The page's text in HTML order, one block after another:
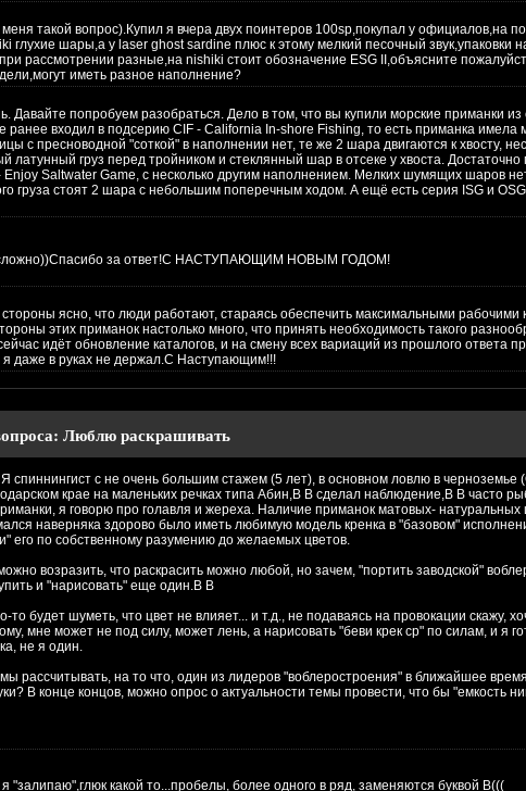
меня такой вопрос).Купил я вчера двух поинтеров 100sp,покупал у официалов,на
глухие шары,а у laser ghost sardine плюс к этому мелкий песочный звук,упаковки
рассмотрении разные,на nishiki стоит обозначение ESG II,объясните
иметь разное наполнение?
Давайте попробуем разобраться. Дело в том, что вы купили морские приманки
ранее входил в подсерию CIF - California In-shore Fishing, то есть приманка имела
с пресноводной "соткой" в наполнении нет, те же 2 шара двигаются к хвосту,
латунный груз перед тройником и стеклянный шар в отсеке у хвоста.
Enjoy Saltwater Game, с несколько другим наполнением. Мелких шумящих шаров
груза стоят 2 шара с небольшим поперечным ходом. А ещё есть серия ISG и
сложно))Спасибо за ответ!С НАСТУПАЮЩИМ НОВЫМ ГОДОМ!
ясно, что люди работают, стараясь обеспечить максимальными рабочими
этих приманок настолько много, что принять необходимость такого
идёт обновление каталогов, и на смену всех вариаций из прошлого ответа
я даже в руках не держал.С Наступающим!!!
Люблю раскрашивать
спиннингист с не очень большим стажем (5 лет), в основном ловлю в
крае на маленьких речках типа Абин,В В сделал наблюдение,В В часто
я говорю про голавля и жереха. Наличие приманок матовых- натуральных
наверняка здорово было иметь любимую модель кренка в "базовом"
его по собственному разумению до желаемых цветов.
возразить, что раскрасить можно любой, но зачем, "портить заводской"
и "нарисовать" еще один.В В
будет шуметь, что цвет не влияет... и т.д., не подаваясь на провокации скажу,
мне может не под силу, может лень, а нарисовать "беви крек ср" по силам, и я
не я один.
рассчитывать, на то что, один из лидеров "воблеростроения" в ближайшее время
В конце концов, можно опрос о актуальности темы провести, что бы "емкость
"залипаю",глюк какой то...пробелы, более одного в ряд, заменяются буквой B(((